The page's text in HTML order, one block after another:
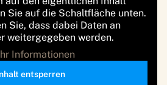
Sie auf die Schaltfläche unten.
Sie, dass dabei Daten an
weitergegeben werden.
Informationen
entsperren